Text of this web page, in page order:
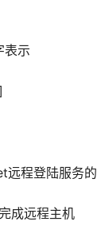
表示
远程登陆服务的
成远程主机